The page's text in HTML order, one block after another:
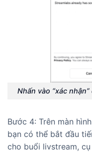
Nhấn vào “xác
Bước 4: Trên màn
bạn có thể bắt đầu
cho buổi livstream,